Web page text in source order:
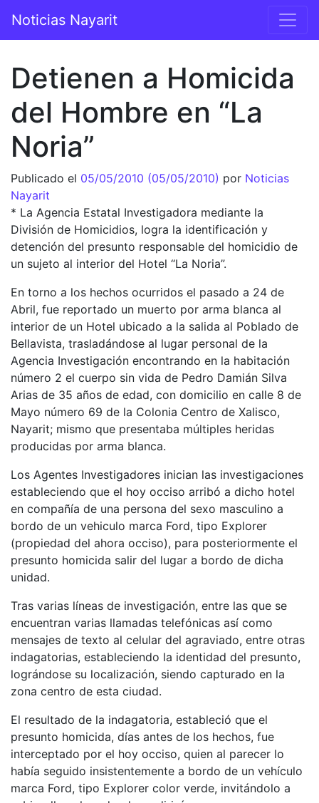
Navegación principal
Noticias Nayarit
Detienen a Homicida
del Hombre en “La
Noria”
Publicado el 05/05/2010 (05/05/2010) por Noticias
Nayarit
* La Agencia Estatal Investigadora mediante la
División de Homicidios, logra la identificación y
detención del presunto responsable del homicidio de
un sujeto al interior del Hotel “La Noria”.
En torno a los hechos ocurridos el pasado a 24 de
Abril, fue reportado un muerto por arma blanca al
interior de un Hotel ubicado a la salida al Poblado de
Bellavista, trasladándose al lugar personal de la
Agencia Investigación encontrando en la habitación
número 2 el cuerpo sin vida de Pedro Damián Silva
Arias de 35 años de edad, con domicilio en calle 8 de
Mayo número 69 de la Colonia Centro de Xalisco,
Nayarit; mismo que presentaba múltiples heridas
producidas por arma blanca.
Los Agentes Investigadores inician las investigaciones
estableciendo que el hoy occiso arribó a dicho hotel
en compañía de una persona del sexo masculino a
bordo de un vehiculo marca Ford, tipo Explorer
(propiedad del ahora occiso), para posteriormente el
presunto homicida salir del lugar a bordo de dicha
unidad.
Tras varias líneas de investigación, entre las que se
encuentran varias llamadas telefónicas así como
mensajes de texto al celular del agraviado, entre otras
indagatorias, estableciendo la identidad del presunto,
lográndose su localización, siendo capturado en la
zona centro de esta ciudad.
El resultado de la indagatoria, estableció que el
presunto homicida, días antes de los hechos, fue
interceptado por el hoy occiso, quien al parecer lo
había seguido insistentemente a bordo de un vehículo
marca Ford, tipo Explorer color verde, invitándolo a